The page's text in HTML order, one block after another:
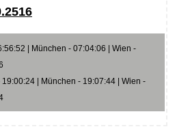
| München - 07:04:06 | Wien -
| München - 19:07:44 | Wien -